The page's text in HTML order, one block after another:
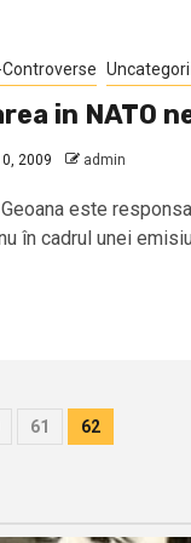
in NATO
2009 admin
este
în cadrul unei
61 62